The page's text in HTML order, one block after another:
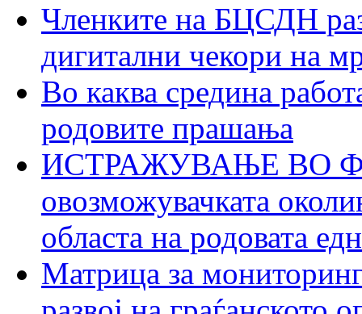
Членките на БЦСДН
дигитални чекори на
Во каква средина
родовите прашања
ИСТРАЖУВАЊЕ ВО
овозможувачката
областа на родовата
Матрица за